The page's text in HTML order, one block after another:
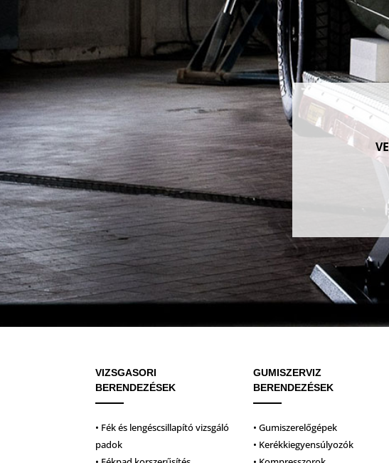
VIZSGASORI
BERENDEZÉSEK
• Fék és lengéscsillapító vizsgáló
padok
GUMISZERVIZ
BERENDEZÉSEK
• Gumiszerelőgépek
• Kerékkiegyensúlyozók